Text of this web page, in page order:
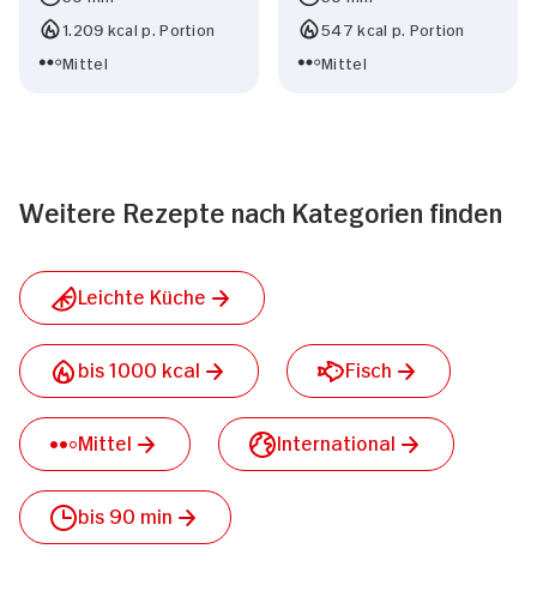
1.209 kcal p. Portion
Mittel
547 kcal p. Portion
Mittel
Weitere Rezepte nach Kategorien finden
Leichte Küche
bis 1000 kcal Fisch
Mittel International
bis 90 min